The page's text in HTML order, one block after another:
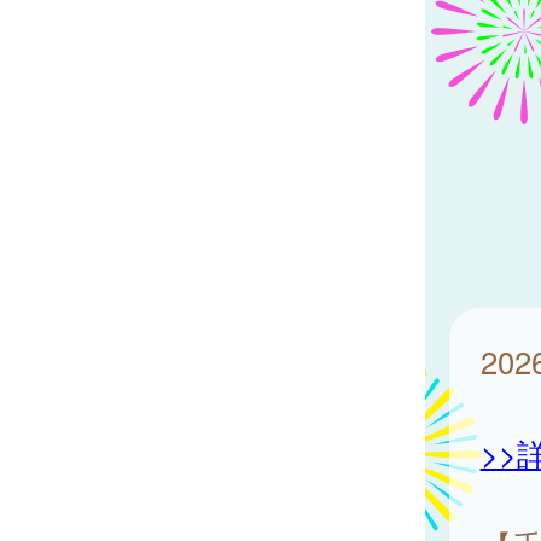
>>